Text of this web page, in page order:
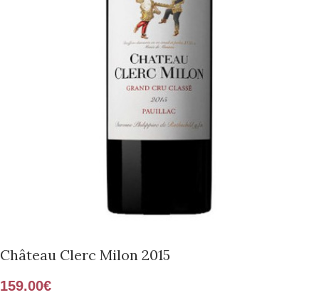
Château Clerc Milon 2015
159.00€